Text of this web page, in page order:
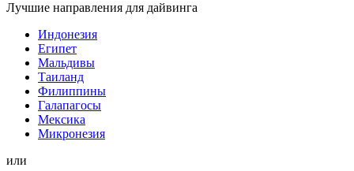
Лучшие направления для дайвинга
Индонезия
Египет
Мальдивы
Таиланд
Филиппины
Галапагосы
Мексика
Микронезия
или